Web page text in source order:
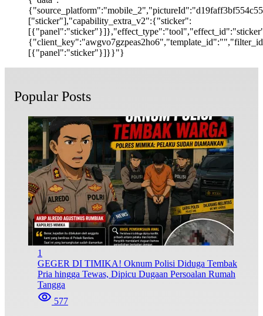
["sticker"],"capability_extra_v2":{"sticker":
[{"panel":"sticker"}]}}"}
Popular Posts
1
GEGER DI TIMIKA! Oknum Polisi Diduga Tembak
Pria hingga Tewas, Dipicu Dugaan Persoalan Rumah
Tangga
577